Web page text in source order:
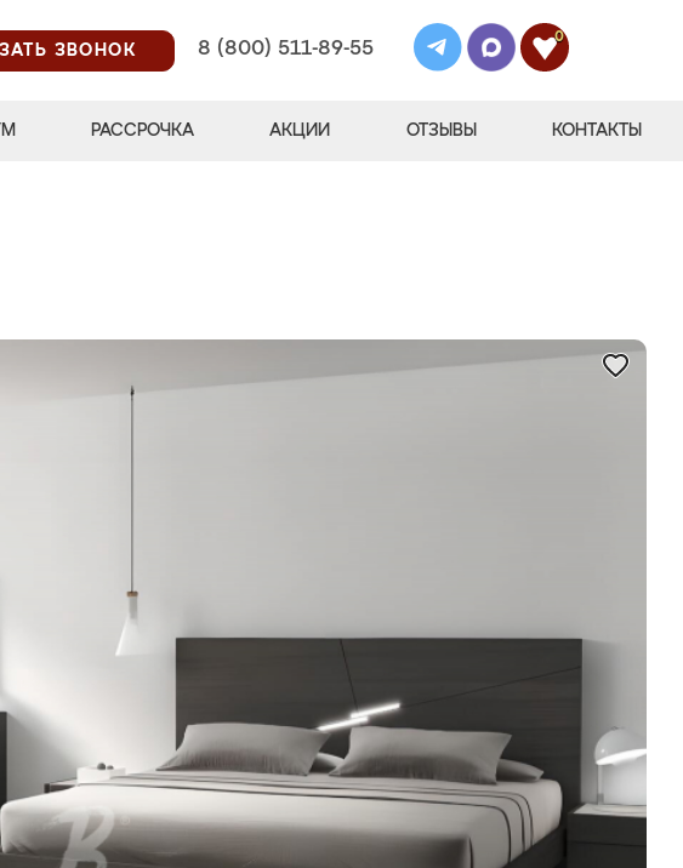
ЗВОНОК
8 (800) 511-89-55
0
РАССРОЧКА АКЦИИ ОТЗЫВЫ КОНТАКТЫ